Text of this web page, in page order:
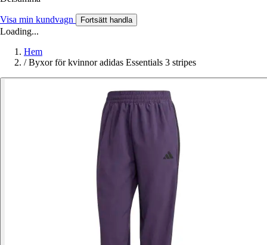
Visa min kundvagn Fortsätt handla
Loading...
Hem
/ Byxor för kvinnor adidas Essentials 3 stripes